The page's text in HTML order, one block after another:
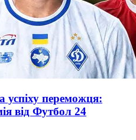
успіху переможця:
від Футбол 24